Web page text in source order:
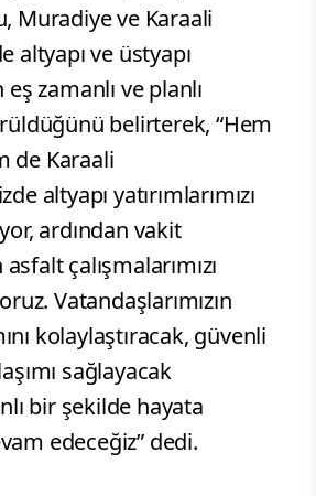
Muradiye ve Karaali
altyapı ve üstyapı
eş zamanlı ve planlı
belirterek, “Hem
de Karaali
altyapı yatırımlarımızı
ardından vakit
çalışmalarımızı
Vatandaşlarımızın
kolaylaştıracak, güvenli
sağlayacak
bir şekilde hayata
edeceğiz” dedi.